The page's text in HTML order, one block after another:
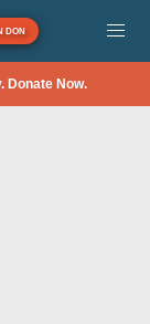
DON
Donate Now.